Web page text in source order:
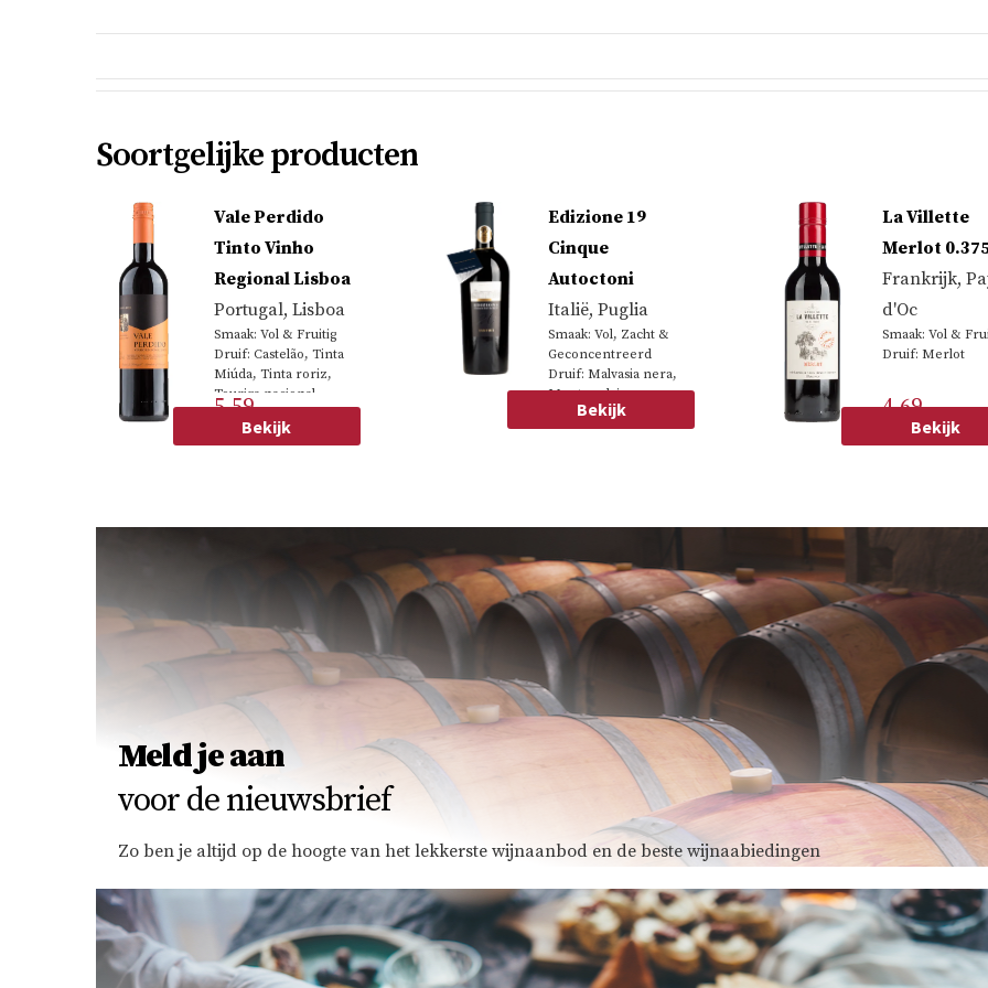
Soortgelijke producten
Vale Perdido
Tinto Vinho
Regional Lisboa
Portugal, Lisboa
Smaak: Vol & Fruitig
Druif: Castelão, Tinta
Miúda, Tinta roriz,
Touriga nacional
5.59
Bekijk
Edizione 19
Cinque
Autoctoni
Italië,Puglia
Smaak: Vol, Zacht &
Geconcentreerd
Druif: Malvasia nera,
Montepulciano,
Negroamaro,
Primitivo, Sangiovese
22.39
Bekijk
La Villette
Merlot
Frankrijk,
d'Oc
Smaak: Vol &
Druif: Merlot
4.69
Bekijk
Meld je aan
voor de nieuwsbrief
Zo ben je altijd op de hoogte van het lekkerste wijnaanbod en de beste wijnaabiedingen